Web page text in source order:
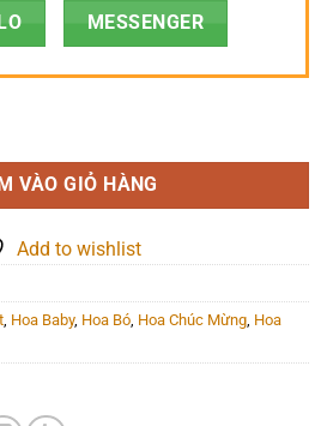
MESSENGER
VÀO GIỎ HÀNG
Add to wishlist
Hoa Baby, Hoa Bó Hoa Chúc Mừng Hoa